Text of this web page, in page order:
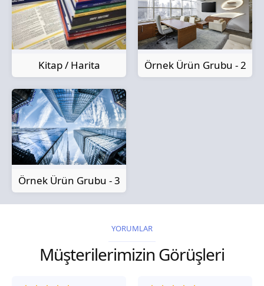
Kitap / Harita Örnek Ürün Grubu - 2
Örnek Ürün Grubu - 3
YORUMLAR
Müşterilerimizin Görüşleri